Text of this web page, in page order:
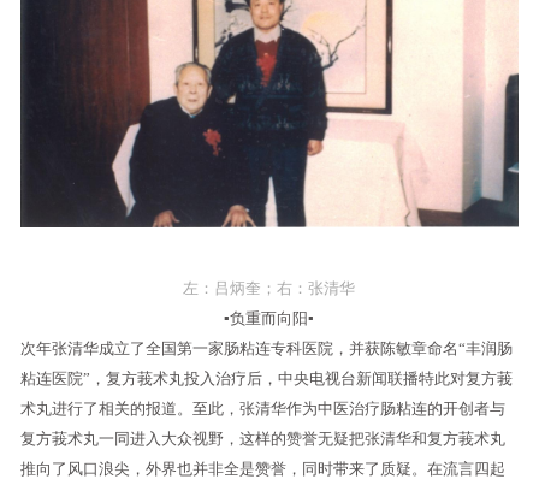
左：吕炳奎；右：张清华
▪负重而向阳▪
次年张清华成立了全国第一家肠粘连专科医院，并获陈敏章命名“丰润肠
粘连医院”，复方莪术丸投入治疗后，中央电视台新闻联播特此对复方莪
术丸进行了相关的报道。至此，张清华作为中医治疗肠粘连的开创者与
复方莪术丸一同进入大众视野，这样的赞誉无疑把张清华和复方莪术丸
推向了风口浪尖，外界也并非全是赞誉，同时带来了质疑。在流言四起